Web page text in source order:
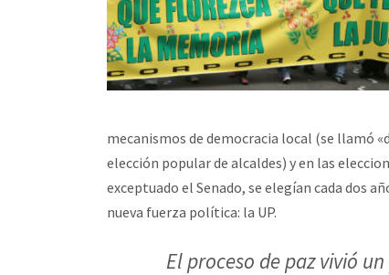
mecanismos de democracia local (se llamó
elección popular de alcaldes) y en las
exceptuado el Senado, se elegían cada dos
nueva fuerza política: la UP.
El proceso de paz vivió